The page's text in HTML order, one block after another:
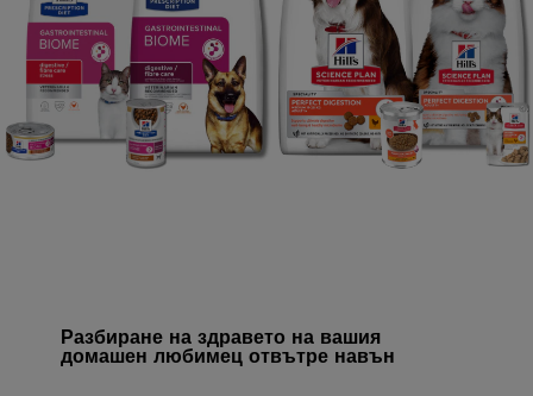
Разбиране на здравето на вашия
домашен любимец отвътре навън